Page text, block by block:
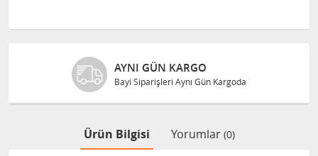
AYNI GÜN KARGO
Bayi Siparişleri Aynı Gün Kargoda
Ürün Bilgisi Yorumlar (0)